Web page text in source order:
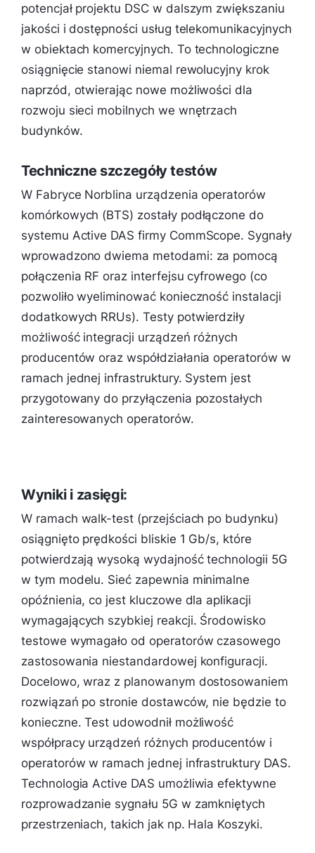
potencjał projektu DSC w dalszym zwiększaniu
jakości i dostępności usług telekomunikacyjnych
w obiektach komercyjnych. To technologiczne
osiągnięcie stanowi niemal rewolucyjny krok
naprzód, otwierając nowe możliwości dla
rozwoju sieci mobilnych we wnętrzach
budynków.
Techniczne szczegóły testów
W Fabryce Norblina urządzenia operatorów
komórkowych (BTS) zostały podłączone do
systemu Active DAS firmy CommScope. Sygnały
wprowadzono dwiema metodami: za pomocą
połączenia RF oraz interfejsu cyfrowego (co
pozwoliło wyeliminować konieczność instalacji
dodatkowych RRUs). Testy potwierdziły
możliwość integracji urządzeń różnych
producentów oraz współdziałania operatorów w
ramach jednej infrastruktury. System jest
przygotowany do przyłączenia pozostałych
zainteresowanych operatorów.
Wyniki i zasięgi:
W ramach walk-test (przejściach po budynku)
osiągnięto prędkości bliskie 1 Gb/s, które
potwierdzają wysoką wydajność technologii 5G
w tym modelu. Sieć zapewnia minimalne
opóźnienia, co jest kluczowe dla aplikacji
wymagających szybkiej reakcji. Środowisko
testowe wymagało od operatorów czasowego
zastosowania niestandardowej konfiguracji.
Docelowo, wraz z planowanym dostosowaniem
rozwiązań po stronie dostawców, nie będzie to
konieczne. Test udowodnił możliwość
współpracy urządzeń różnych producentów i
operatorów w ramach jednej infrastruktury DAS.
Technologia Active DAS umożliwia efektywne
rozprowadzanie sygnału 5G w zamkniętych
przestrzeniach, takich jak np. Hala Koszyki.